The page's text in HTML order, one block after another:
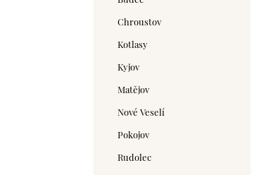
Chroustov
Kotlasy
Kyjov
Matějov
Nové Veselí
Pokojov
Rudolec